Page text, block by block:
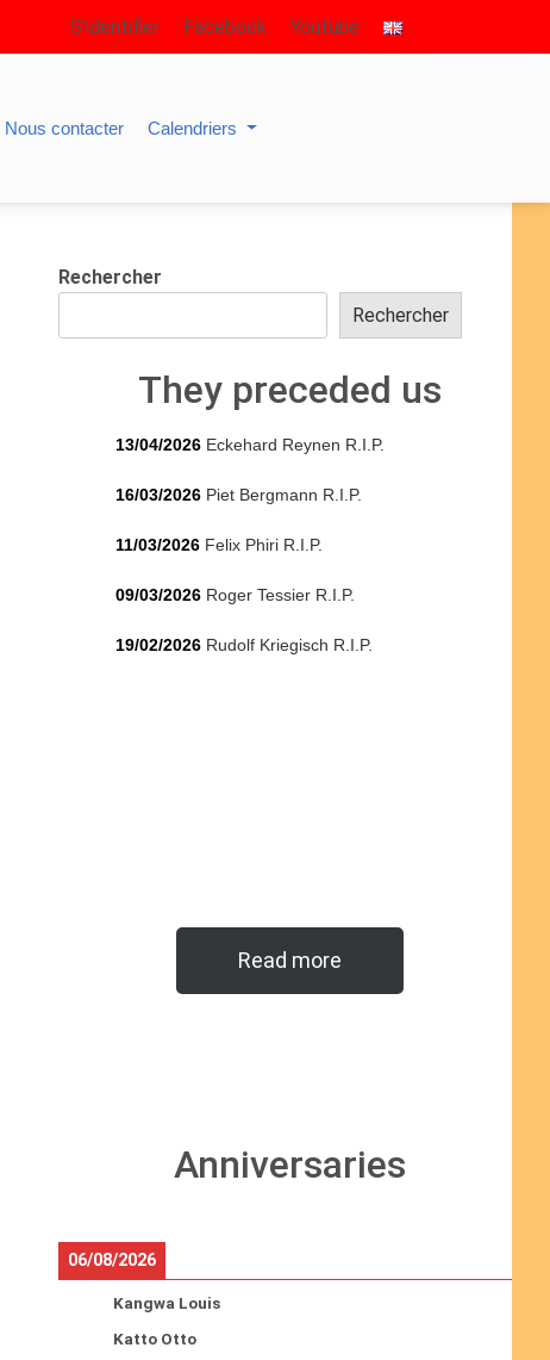
S’identifier Facebook Youtube
Nous contacter Calendriers
Rechercher
Rechercher
They preceded us
13/04/2026 Eckehard Reynen R.I.P.
16/03/2026 Piet Bergmann R.I.P.
11/03/2026 Felix Phiri R.I.P.
09/03/2026 Roger Tessier R.I.P.
19/02/2026 Rudolf Kriegisch R.I.P.
Read more
Anniversaries
06/08/2026
Kangwa Louis
Katto Otto